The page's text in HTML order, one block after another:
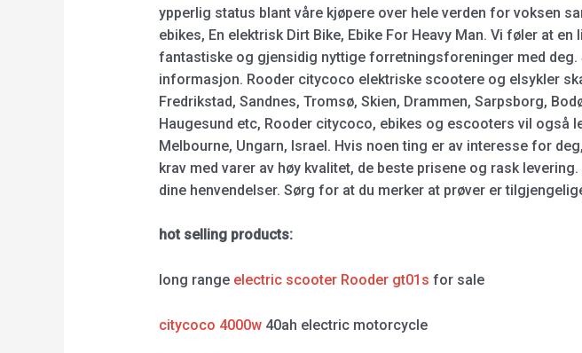
ypperlig status blant våre kjøpere over hele verden for voksen
ebikes, En elektrisk Dirt Bike, Ebike For Heavy Man. Vi føler at
fantastiske og gjensidig nyttige forretningsforeninger med
informasjon. Rooder citycoco elektriske scootere og elsykler
Fredrikstad, Sandnes, Tromsø, Skien, Drammen, Sarpsborg,
Haugesund etc, Rooder citycoco, ebikes og escooters vil også
Melbourne, Ungarn, Israel. Hvis noen ting er av interesse for
krav med varer av høy kvalitet, de beste prisene og rask
dine henvendelser. Sørg for at du merker at prøver er
hot selling products:
long range electric scooter Rooder gt01s for sale
citycoco 4000w40ah electric motorcycle